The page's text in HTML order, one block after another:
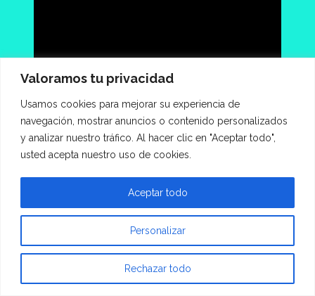
Valoramos tu privacidad
Usamos cookies para mejorar su experiencia de
navegación, mostrar anuncios o contenido personalizados
y analizar nuestro tráfico. Al hacer clic en "Aceptar todo",
usted acepta nuestro uso de cookies.
Personalizar
Rechazar todo
Aceptar todo
Entradas recientes